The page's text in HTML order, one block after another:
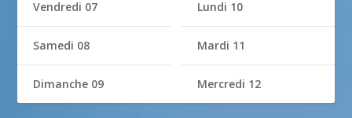
Vendredi 07
Samedi 08
Dimanche 09
Lundi 10
Mardi 11
Mercredi 12